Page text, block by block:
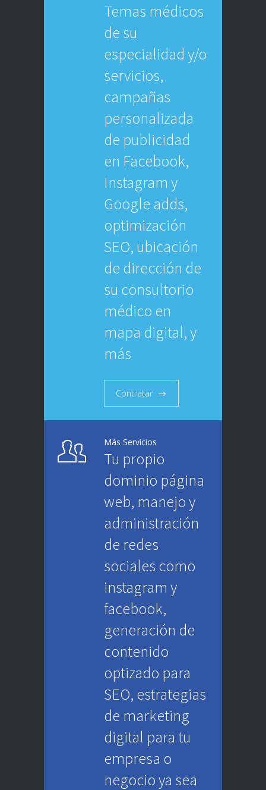
Temas médicos
de su
especialidad y/o
servicios,
campañas
personalizada
de publicidad
en Facebook,
Instagram y
Google adds,
optimización
SEO, ubicación
de dirección de
su consultorio
médico en
mapa digital, y
más
Contratar
Más Servicios
Tu propio
dominio página
web, manejo y
administración
de redes
sociales como
instagram y
facebook,
generación de
contenido
optizado para
SEO, estrategias
de marketing
digital para tu
empresa o
negocio ya sea